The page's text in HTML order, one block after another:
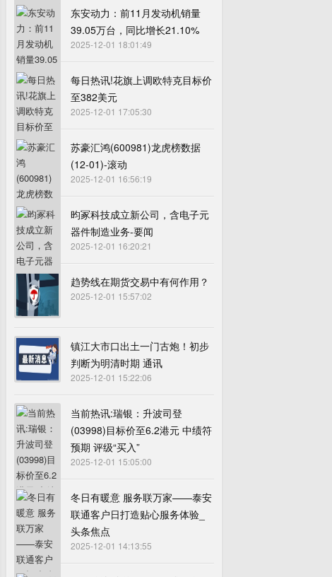
东安动力：前11月发动机销量
39.05万台，同比增长21.10%
2025-12-01 18:01:49
每日热讯!花旗上调欧特克目标价
至382美元
2025-12-01 17:05:30
苏豪汇鸿(600981)龙虎榜数据
(12-01)-滚动
2025-12-01 16:56:19
昀冢科技成立新公司，含电子元
器件制造业务-要闻
2025-12-01 16:20:21
趋势线在期货交易中有何作用？
2025-12-01 15:57:02
镇江大市口出土一门古炮！初步
判断为明清时期 通讯
2025-12-01 15:22:06
当前热讯:瑞银：升波司登
(03998)目标价至6.2港元 中绩符
预期 评级“买入”
2025-12-01 15:05:00
冬日有暖意 服务联万家——泰安
联通客户日打造贴心服务体验_
头条焦点
2025-12-01 14:13:55